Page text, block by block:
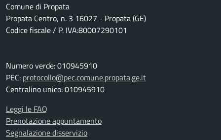
Comune di Propata
Propata Centro, n. 3 16027 - Propata (GE)
Codice fiscale / P. IVA:80007290101
Numero verde: 010945910
PEC: protocollo@pec.comune.propata.ge.it
Centralino unico: 010945910
Leggi le FAQ
Prenotazione appuntamento
Segnalazione disservizio